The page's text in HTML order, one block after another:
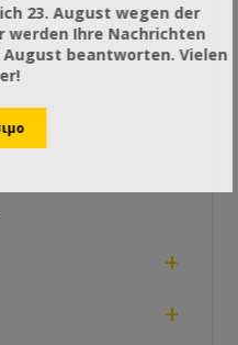
+
+
23. August wegen der
werden Ihre Nachrichten
beantworten. Vielen